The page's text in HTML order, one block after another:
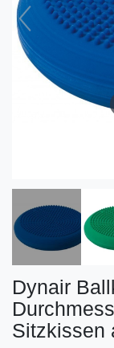
Dynair
Sitzkissen